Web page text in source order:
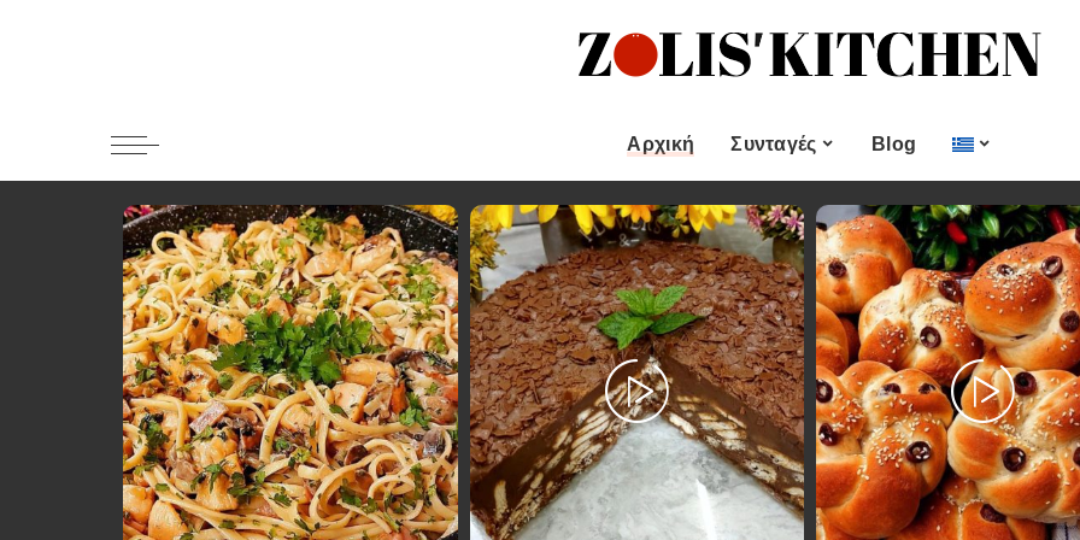
Αρχική Συνταγές
Κατηγορίες
Ορεκτικα & μεζεδες
Ψωμι
Κουλούρια και
Μπισκότα
Γλυκό και Επιδόρπιο
Ποτά και Χυμοί
Ψάρι και Θαλασσινά
Σάλτσες και Αλοιφές
Εποχιακές Συνταγές
Χριστουγεννιάτικες
Συνταγές
Πασχαλινές Συνταγές
Νηστίσιμες Συνταγές
Συνταγές για Αγίου
Βαλεντίνου
Blog
Γλυκό και Επιδόρπιο
Ποτά και Χυμοί
Ψάρι και Θαλασσινά
Σάλτσες και Αλοιφές
Κυρίως πιάτο
Κρέας
Ζυμαρικά
Πίτες και Ζύμες
Σαλάτες
Σνακ
Εποχιακές Συνταγές
Συνταγές για Αγίου
Βαλεντίνου